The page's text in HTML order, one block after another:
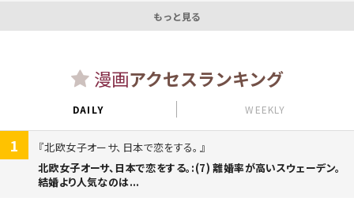
もっと見る
漫画アクセスランキング
DAILY WEEKLY
1
北欧女子オーサ、日本で恋をする。
北欧女子オーサ、日本で恋をする。:(7) 離婚率が高いスウェーデン。
結婚より人気なのは...